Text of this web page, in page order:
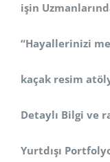
işin
“Hayallerinizi
kaçak resim
Detaylı Bilgi ve
Yurtdışı